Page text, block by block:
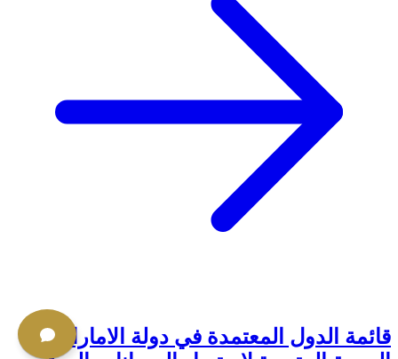
قائمة الدول المعتمدة في دولة الامارات